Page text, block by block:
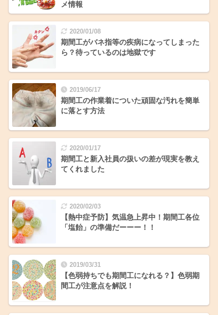
メ情報
2020/01/08
期間工がバネ指等の疾病になってしまった
ら？待っているのは地獄です
2019/06/17
期間工の作業着についた頑固な汚れを簡単
に落とす方法
2020/01/17
期間工と新入社員の扱いの差が現実を教え
てくれました
2020/02/03
【熱中症予防】気温急上昇中！期間工各位
「塩飴」の準備だーーー！！
2019/03/31
【色弱持ちでも期間工になれる？】色弱期
間工が注意点を解説！